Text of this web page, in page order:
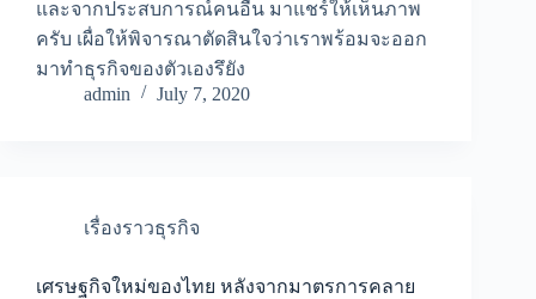
และจากประสบการณ์คนอื่น มาแชร์ให้เห็นภาพ
ครับ เผื่อให้พิจารณาตัดสินใจว่าเราพร้อมจะออก
มาทำธุรกิจของตัวเองรึยัง
admin
July 7, 2020
เรื่องราวธุรกิจ
เศรษฐกิจใหม่ของไทย หลังจากมาตรการคลาย